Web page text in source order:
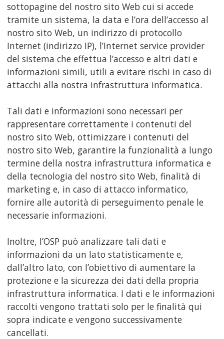
sottopagine del nostro sito Web cui si accede
tramite un sistema, la data e l’ora dell’accesso al
nostro sito Web, un indirizzo di protocollo
Internet (indirizzo IP), l’Internet service provider
del sistema che effettua l’accesso e altri dati e
informazioni simili, utili a evitare rischi in caso di
attacchi alla nostra infrastruttura informatica.
Tali dati e informazioni sono necessari per
rappresentare correttamente i contenuti del
nostro sito Web, ottimizzare i contenuti del
nostro sito Web, garantire la funzionalità a lungo
termine della nostra infrastruttura informatica e
della tecnologia del nostro sito Web, finalità di
marketing e, in caso di attacco informatico,
fornire alle autorità di perseguimento penale le
necessarie informazioni.
Inoltre, l’OSP può analizzare tali dati e
informazioni da un lato statisticamente e,
dall’altro lato, con l’obiettivo di aumentare la
protezione e la sicurezza dei dati della propria
infrastruttura informatica. I dati e le informazioni
raccolti vengono trattati solo per le finalità qui
sopra indicate e vengono successivamente
cancellati.